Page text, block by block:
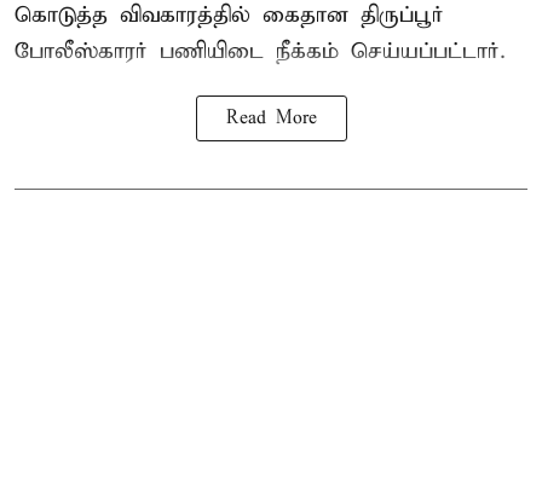
கொடுத்த விவகாரத்தில் கைதான திருப்பூர்
போலீஸ்காரர் பணியிடை நீக்கம் செய்யப்பட்டார்.
Read More